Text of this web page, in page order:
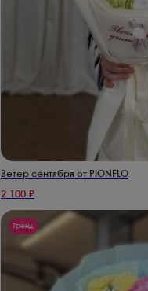
Ветер сентября от PIONFLO
2 100 ₽
Тренд